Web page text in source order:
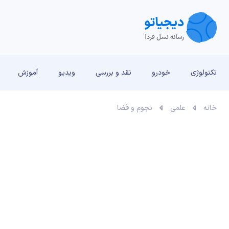
تکنولوژی خودرو نقد و بررسی‌ ویدیو آموزش
خانه علمی نجوم و فضا